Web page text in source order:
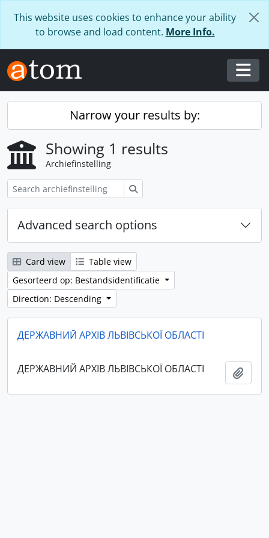
This website uses cookies to enhance your ability
to browse and load content. More Info.
Narrow your results by:
Showing 1 results
Archiefinstelling
Advanced search options
Card view
Table view
Gesorteerd op: Bestandsidentificatie
Direction: Descending
ДЕРЖАВНИЙ АРХІВ ЛЬВІВСЬКОЇ ОБЛАСТІ
ДЕРЖАВНИЙ АРХІВ ЛЬВІВСЬКОЇ ОБЛАСТІ